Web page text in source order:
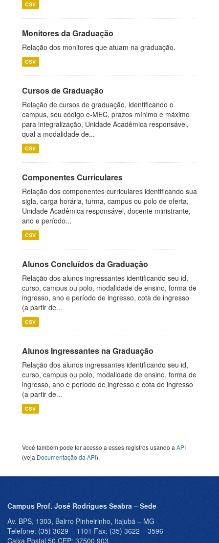
CSV
Monitores da Graduação
Relação dos monitores que atuam na graduação.
CSV
Cursos de Graduação
Relação de cursos de graduação, identificando o
campus, seu código e-MEC, prazos mínimo e máximo
para integralização, Unidade Acadêmica responsável,
qual a modalidade de...
CSV
Componentes Curriculares
Relação dos componentes curriculares identificando sua
sigla, carga horária, turma, campus ou polo de oferta,
Unidade Acadêmica responsável, docente ministrante,
ano e período...
CSV
Alunos Concluídos da Graduação
Relação dos alunos ingressantes identificando seu id,
curso, campus ou polo, modalidade de ensino, forma de
ingresso, ano e período de ingresso, cota de ingresso
(a partir de...
CSV
Alunos Ingressantes na Graduação
Relação dos alunos ingressantes identificando seu id,
curso, campus ou polo, modalidade de ensino, forma de
ingresso, ano e período de ingresso e cota de ingresso
(a partir de...
CSV
Você também pode ter acesso a esses registros usando a API
(veja Documentação da API).
Campus Prof. José Rodrigues Seabra – Sede
Av. BPS, 1303, Bairro Pinheirinho, Itajubá – MG
Telefone: (35) 3629 – 1101 Fax: (35) 3622 – 3596
Caixa Postal 50 CEP: 37500 903